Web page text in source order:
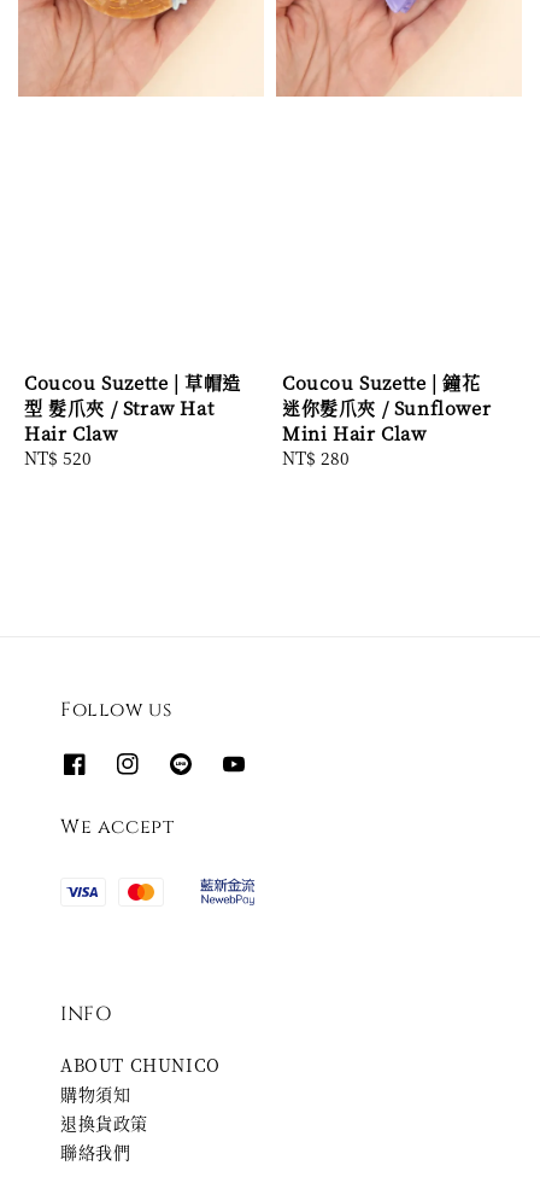
Coucou Suzette | 草帽造
型 髮爪夾 / Straw Hat
Hair Claw
Regular
NT$ 520
Coucou Suzette | 鐘花
迷你髮爪夾 / Sunflower
Mini Hair Claw
Regular
NT$ 280
Follow us
We accept
INFO
ABOUT CHUNICO
購物須知
退換貨政策
聯絡我們